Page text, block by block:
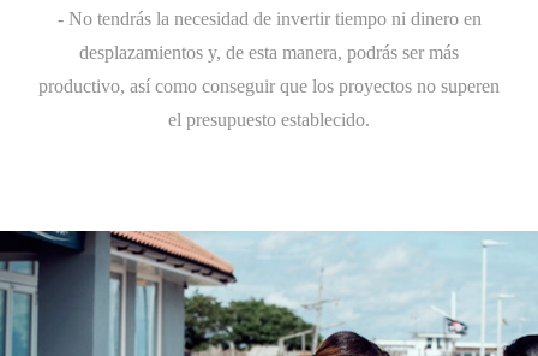
- No tendrás la necesidad de invertir tiempo ni dinero en
desplazamientos y, de esta manera, podrás ser más
productivo, así como conseguir que los proyectos no superen
el presupuesto establecido.